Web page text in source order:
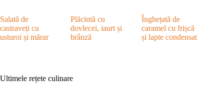
Salată de
castraveți cu
usturoi și mărar
Plăcintă cu
dovlecei, iaurt și
brânză
Înghețată de
caramel cu frișcă
și lapte condensat
Ultimele rețete culinare